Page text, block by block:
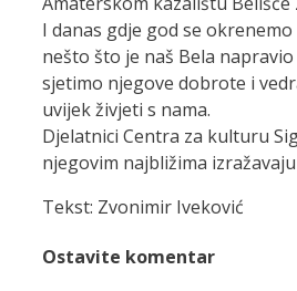
I danas gdje god se
nešto što je naš Bela
sjetimo njegove dobrote i
uvijek živjeti s nama.
Djelatnici Centra za kulturu
njegovim najbližima
Tekst: Zvonimir Iveković
Ostavite komentar